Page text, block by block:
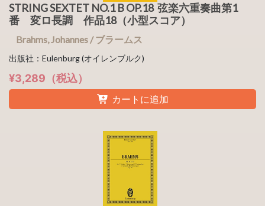
STRING SEXTET NO.1 B OP.18 弦楽六重奏曲第1
番 変ロ長調 作品18（小型スコア）
Brahms, Johannes / ブラームス
出版社：Eulenburg (オイレンブルク)
¥3,289（税込）
カートに追加